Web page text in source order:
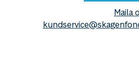
Maila